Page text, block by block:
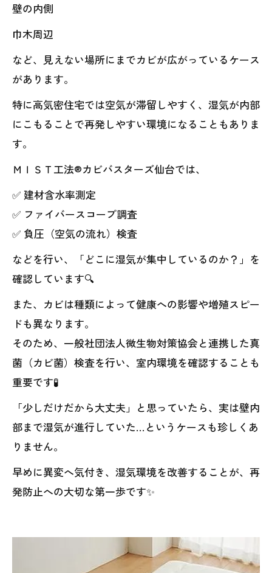
壁の内側
巾木周辺
など、見えない場所にまでカビが広がっているケース
があります。
特に高気密住宅では空気が滞留しやすく、湿気が内部
にこもることで再発しやすい環境になることもありま
す。
ＭＩＳＴ工法®カビバスターズ仙台では、
✅ 建材含水率測定
✅ ファイバースコープ調査
✅ 負圧（空気の流れ）検査
などを行い、「どこに湿気が集中しているのか？」を
確認しています🔍
また、カビは種類によって健康への影響や増殖スピー
ドも異なります。
そのため、一般社団法人微生物対策協会と連携した真
菌（カビ菌）検査を行い、室内環境を確認することも
重要です🧪
「少しだけだから大丈夫」と思っていたら、実は壁内
部まで湿気が進行していた…というケースも珍しくあ
りません。
早めに異変へ気付き、湿気環境を改善することが、再
発防止への大切な第一歩です✨